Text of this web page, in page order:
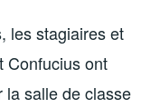
les stagiaires et
Confucius ont
la salle de classe